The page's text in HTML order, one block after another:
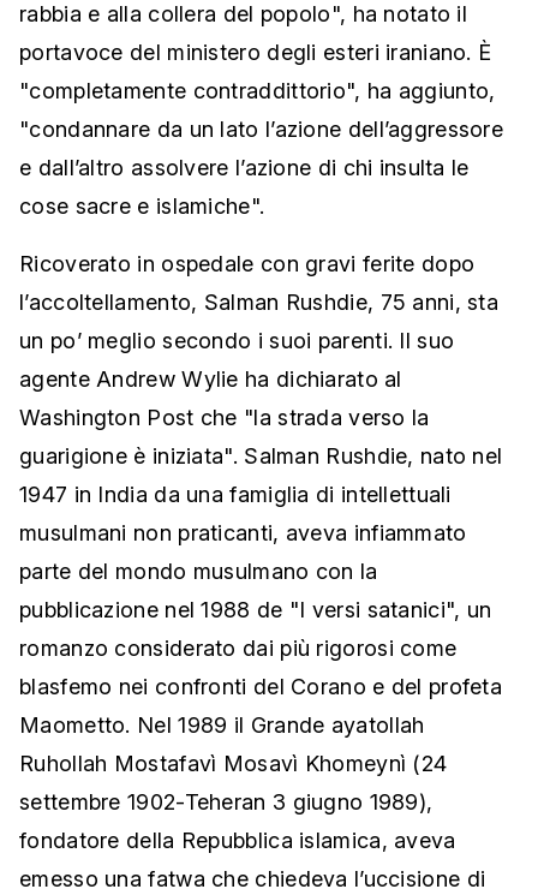
rabbia e alla collera del popolo", ha notato il
portavoce del ministero degli esteri iraniano. È
"completamente contraddittorio", ha aggiunto,
"condannare da un lato l’azione dell’aggressore
e dall’altro assolvere l’azione di chi insulta le
cose sacre e islamiche".
Ricoverato in ospedale con gravi ferite dopo
l’accoltellamento, Salman Rushdie, 75 anni, sta
un po’ meglio secondo i suoi parenti. Il suo
agente Andrew Wylie ha dichiarato al
Washington Post che "la strada verso la
guarigione è iniziata". Salman Rushdie, nato nel
1947 in India da una famiglia di intellettuali
musulmani non praticanti, aveva infiammato
parte del mondo musulmano con la
pubblicazione nel 1988 de "I versi satanici", un
romanzo considerato dai più rigorosi come
blasfemo nei confronti del Corano e del profeta
Maometto. Nel 1989 il Grande ayatollah
Ruhollah Mostafavì Mosavì Khomeynì (24
settembre 1902-Teheran 3 giugno 1989),
fondatore della Repubblica islamica, aveva
emesso una fatwa che chiedeva l’uccisione di